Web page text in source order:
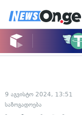
9 აგვისტო 2024, 13:51
საზოგადოება